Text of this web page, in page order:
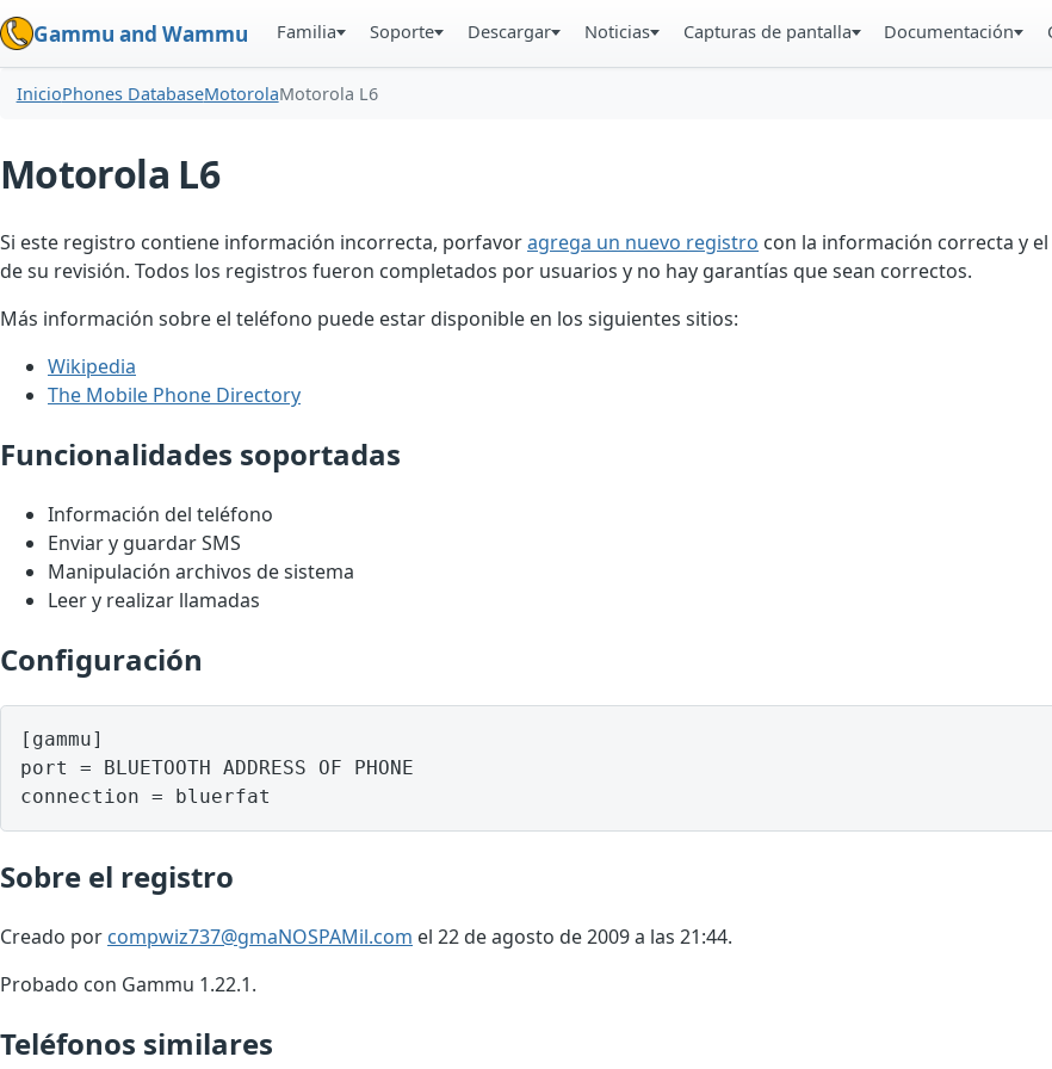
Gammu and Wammu Familia Soporte Descargar Noticias Capturas de pantalla Documentación
InicioPhones DatabaseMotorolaMotorola L6
Motorola L6
Si este registro contiene información incorrecta, porfavoragrega un nuevo registro con la información correcta y
de su revisión. Todos los registros fueron completados por usuarios y no hay garantías que sean correctos.
Más información sobre el teléfono puede estar disponible en los siguientes sitios:
Wikipedia
The Mobile Phone Directory
Funcionalidades soportadas
Información del teléfono
Enviar y guardar SMS
Manipulación archivos de sistema
Leer y realizar llamadas
Configuración
[gammu]
port = BLUETOOTH ADDRESS OF PHONE
Sobre el registro
Creado por compwiz737@gmaNOSPAMil.com el 22 de agosto de 2009 a las 21:44.
Probado con Gammu 1.22.1.
Teléfonos similares